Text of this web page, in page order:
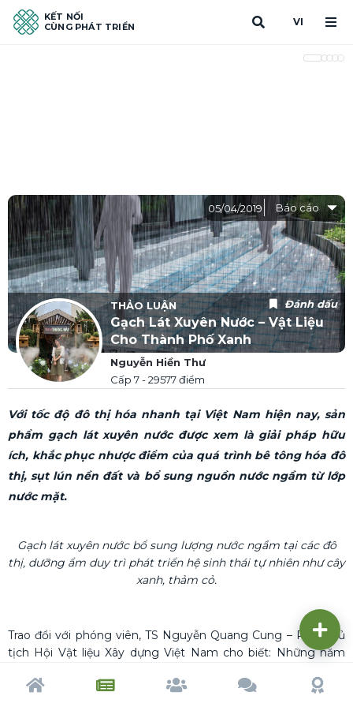
KẾT NỐI
CÙNG PHÁT TRIỂN
VI
Nguyễn Hiền Thư
Cấp 7 - 29577 điểm
Đánh dấu
THẢO LUẬN
Gạch Lát Xuyên Nước – Vật Liệu
Cho Thành Phố Xanh
05/04/2019 Báo cáo
Với tốc độ đô thị hóa nhanh tại Việt Nam hiện nay, sản
phẩm gạch lát xuyên nước được xem là giải pháp hữu
ích, khắc phục nhược điểm của quá trình bê tông hóa đô
thị, sụt lún nền đất và bổ sung nguồn nước ngầm từ lớp
nước mặt.
Gạch lát xuyên nước bổ sung lượng nước ngầm tại các đô
thị, dưỡng ẩm duy trì phát triển hệ sinh thái tự nhiên như cây
xanh, thảm cỏ.
Trao đổi với phóng viên, TS Nguyễn Quang Cung – Phó Chủ
tịch Hội Vật liệu Xây dựng Việt Nam cho biết: Những năm
ra không ít hệ lụy cho môi trường tự nhiên và xã hội như: hiệu
Trang chủ Tạp chí Cộng đồng Cố vấn Dấu ấn